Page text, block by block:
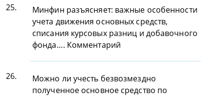
25.
Минфин разъясняет: важные особенности
учета движения основных средств,
списания курсовых разниц и добавочного
фонда…. Комментарий
26.
Можно ли учесть безвозмездно
полученное основное средство по